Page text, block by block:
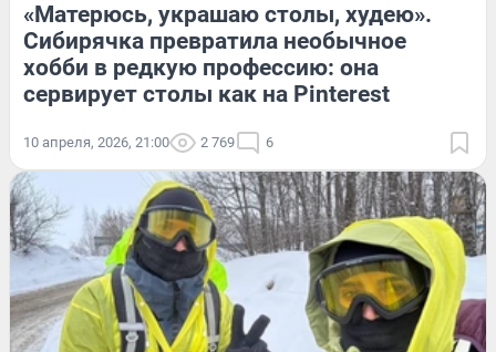
«Матерюсь, украшаю столы, худею».
Сибирячка превратила необычное
хобби в редкую профессию: она
сервирует столы как на Pinterest
10 апреля, 2026, 21:00 2 769 6